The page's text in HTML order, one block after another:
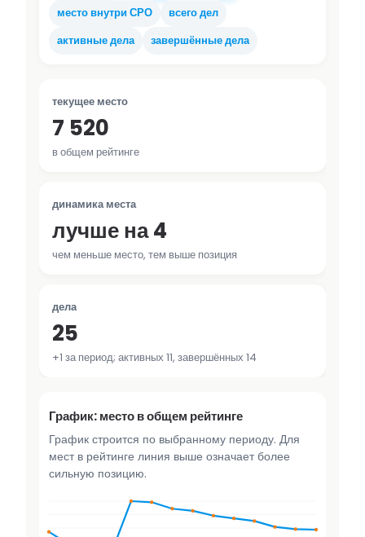
место внутри СРО
всего дел
активные дела
завершённые дела
текущее место
7 520
в общем рейтинге
динамика места
лучше на 4
чем меньше место, тем выше позиция
дела
25
+1 за период; активных 11, завершённых 14
График: место в общем рейтинге
График строится по выбранному периоду. Для
мест в рейтинге линия выше означает более
сильную позицию.